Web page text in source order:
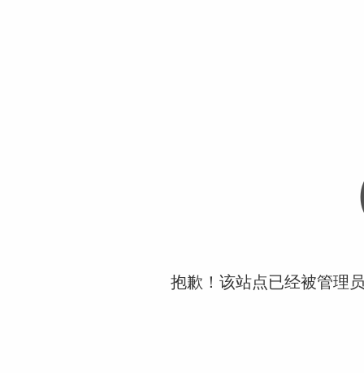
抱歉！该站点已经被管理